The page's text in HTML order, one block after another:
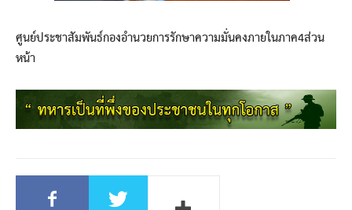
ศูนย์ประชาสัมพันธ์กองอำนวยการรักษาความมั่นคงภายในภาค4ส่วน
หน้า